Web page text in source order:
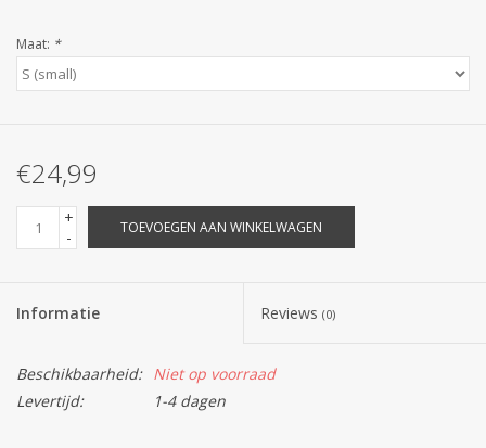
Maat: *
€24,99
+
-
TOEVOEGEN AAN WINKELWAGEN
Informatie Reviews (0)
Beschikbaarheid: Niet op voorraad
Levertijd:
1-4 dagen